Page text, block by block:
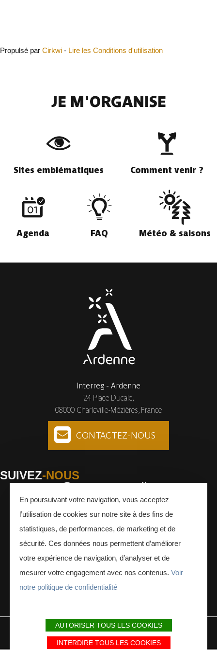
Propulsé par Cirkwi - Lire les Conditions d'utilisation
JE M'ORGANISE
Sites emblématiques Comment venir ?
Agenda FAQ Météo & saisons
Interreg - Ardenne
24 Place Ducale,
08000 Charleville-Mézières, France
CONTACTEZ-NOUS
SUIVEZ-NOUS
Facebook Instagram Youtube
MENTIONS LÉGALES PLAN DU SITE PARTENAIRES
En poursuivant votre navigation, vous acceptez
l’utilisation de cookies sur notre site à des fins de
statistiques, de performances, de marketing et de
sécurité. Ces données nous permettent d’améliorer
votre expérience de navigation, d’analyser et de
mesurer votre engagement avec nos contenus. Voir
notre politique de confidentialité
AUTORISER TOUS LES COOKIES
INTERDIRE TOUS LES COOKIES